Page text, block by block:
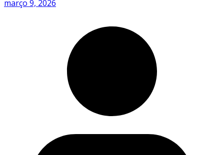
março 9, 2026